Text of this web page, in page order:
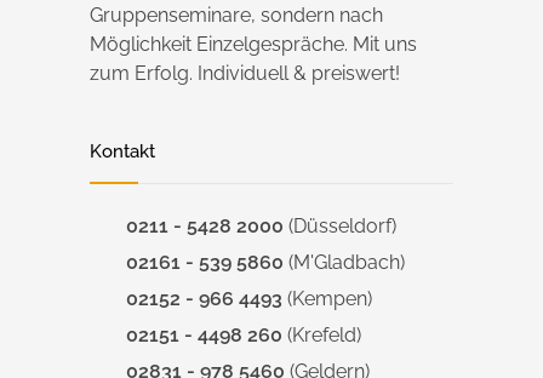
Gruppenseminare, sondern nach
Möglichkeit Einzelgespräche. Mit uns
zum Erfolg. Individuell & preiswert!
Kontakt
0211 - 5428 2000 (Düsseldorf)
02161 - 539 5860 (M'Gladbach)
02152 - 966 4493 (Kempen)
02151 - 4498 260 (Krefeld)
02831 - 978 5460 (Geldern)